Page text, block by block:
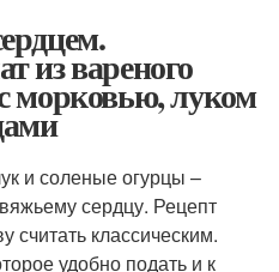
из вареного
морковью, луком
и соленые огурцы –
сердцу. Рецепт
считать классическим.
удобно подать и к